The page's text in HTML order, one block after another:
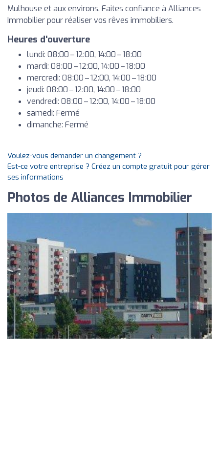
Mulhouse et aux environs. Faites confiance à Alliances
Immobilier pour réaliser vos rêves immobiliers.
Heures d'ouverture
lundi: 08:00 – 12:00, 14:00 – 18:00
mardi: 08:00 – 12:00, 14:00 – 18:00
mercredi: 08:00 – 12:00, 14:00 – 18:00
jeudi: 08:00 – 12:00, 14:00 – 18:00
vendredi: 08:00 – 12:00, 14:00 – 18:00
samedi: Fermé
dimanche: Fermé
Voulez-vous demander un changement ?
Est-ce votre entreprise ? Créez un compte gratuit pour gérer
ses informations
Photos de Alliances Immobilier